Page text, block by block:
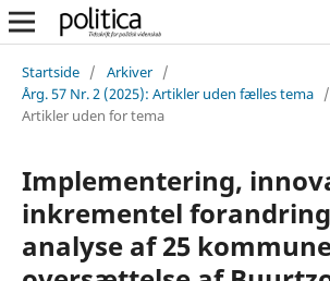
Startside / Arkiver /
Årg. 57 Nr. 2 (2025): Artikler uden fælles tema /
Artikler uden for tema
Implementering,
inkrementel
analyse af 25